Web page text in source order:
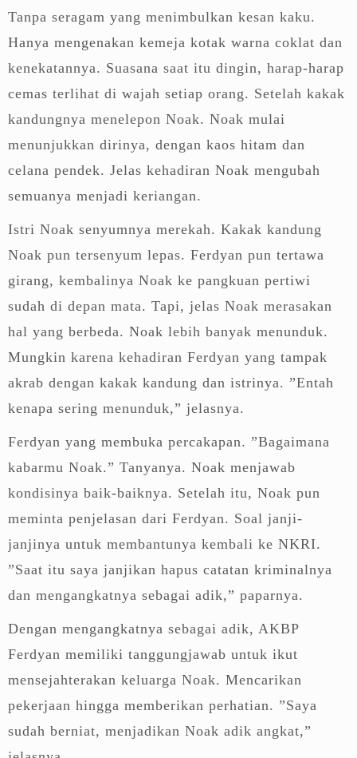
Tanpa seragam yang menimbulkan kesan kaku.
Hanya mengenakan kemeja kotak warna coklat dan
kenekatannya. Suasana saat itu dingin, harap-harap
cemas terlihat di wajah setiap orang. Setelah kakak
kandungnya menelepon Noak. Noak mulai
menunjukkan dirinya, dengan kaos hitam dan
celana pendek. Jelas kehadiran Noak mengubah
semuanya menjadi keriangan.
Istri Noak senyumnya merekah. Kakak kandung
Noak pun tersenyum lepas. Ferdyan pun tertawa
girang, kembalinya Noak ke pangkuan pertiwi
sudah di depan mata. Tapi, jelas Noak merasakan
hal yang berbeda. Noak lebih banyak menunduk.
Mungkin karena kehadiran Ferdyan yang tampak
akrab dengan kakak kandung dan istrinya. ”Entah
kenapa sering menunduk,” jelasnya.
Ferdyan yang membuka percakapan. ”Bagaimana
kabarmu Noak.” Tanyanya. Noak menjawab
kondisinya baik-baiknya. Setelah itu, Noak pun
meminta penjelasan dari Ferdyan. Soal janji-
janjinya untuk membantunya kembali ke NKRI.
”Saat itu saya janjikan hapus catatan kriminalnya
dan mengangkatnya sebagai adik,” paparnya.
Dengan mengangkatnya sebagai adik, AKBP
Ferdyan memiliki tanggungjawab untuk ikut
mensejahterakan keluarga Noak. Mencarikan
pekerjaan hingga memberikan perhatian. ”Saya
sudah berniat, menjadikan Noak adik angkat,”